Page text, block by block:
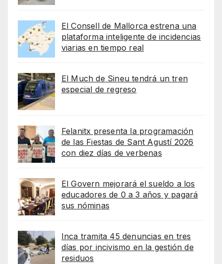
El Consell de Mallorca estrena una
plataforma inteligente de incidencias
viarias en tiempo real
El Much de Sineu tendrá un tren
especial de regreso
Felanitx presenta la programación
de las Fiestas de Sant Agustí 2026
con diez días de verbenas
El Govern mejorará el sueldo a los
educadores de 0 a 3 años y pagará
sus nóminas
Inca tramita 45 denuncias en tres
días por incivismo en la gestión de
residuos